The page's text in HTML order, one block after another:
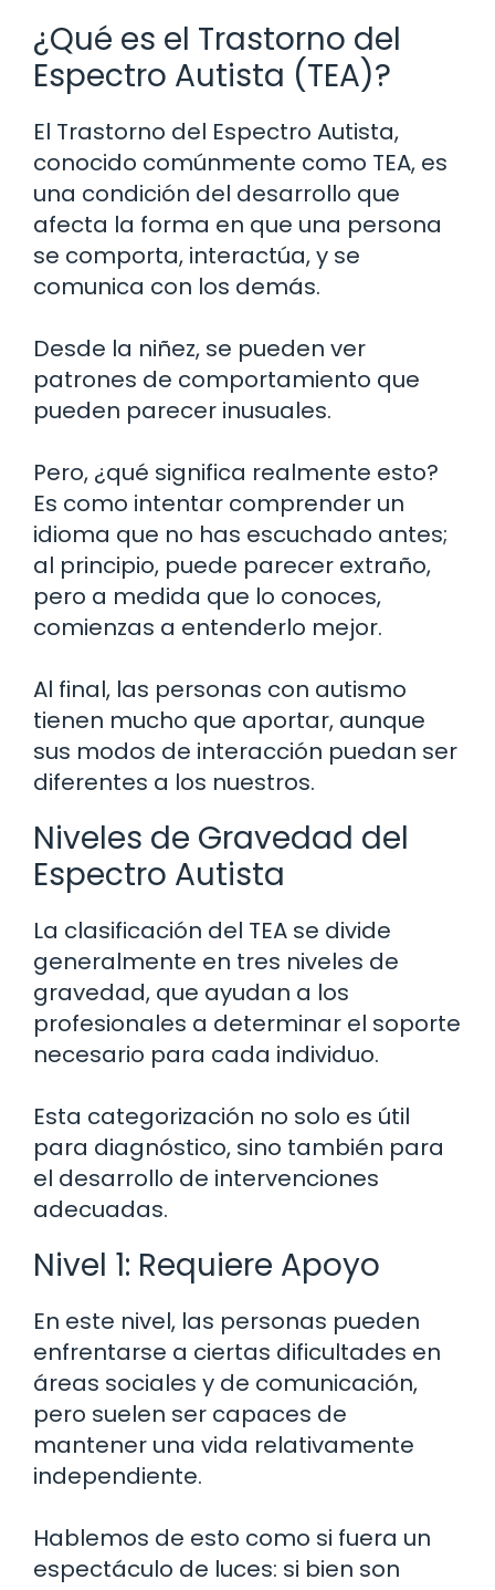
¿Qué es el Trastorno del
Espectro Autista (TEA)?
El Trastorno del Espectro Autista,
conocido comúnmente como TEA, es
una condición del desarrollo que
afecta la forma en que una persona
se comporta, interactúa, y se
comunica con los demás.
Desde la niñez, se pueden ver
patrones de comportamiento que
pueden parecer inusuales.
Pero, ¿qué significa realmente esto?
Es como intentar comprender un
idioma que no has escuchado antes;
al principio, puede parecer extraño,
pero a medida que lo conoces,
comienzas a entenderlo mejor.
Al final, las personas con autismo
tienen mucho que aportar, aunque
sus modos de interacción puedan ser
diferentes a los nuestros.
Niveles de Gravedad del
Espectro Autista
La clasificación del TEA se divide
generalmente en tres niveles de
gravedad, que ayudan a los
profesionales a determinar el soporte
necesario para cada individuo.
Esta categorización no solo es útil
para diagnóstico, sino también para
el desarrollo de intervenciones
adecuadas.
Nivel 1: Requiere Apoyo
En este nivel, las personas pueden
enfrentarse a ciertas dificultades en
áreas sociales y de comunicación,
pero suelen ser capaces de
mantener una vida relativamente
independiente.
Hablemos de esto como si fuera un
espectáculo de luces: si bien son